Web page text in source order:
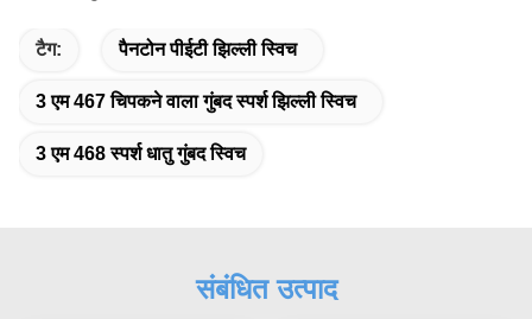
टैग: पैनटोन पीईटी झिल्ली स्विच
3 एम 467 चिपकने वाला गुंबद स्पर्श झिल्ली स्विच
3 एम 468 स्पर्श धातु गुंबद स्विच
संबंधित उत्पाद